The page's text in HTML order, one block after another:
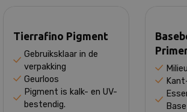
Tierrafino Pigment
Gebruiksklaar in de
verpakking
Geurloos
Pigment is kalk- en UV-
bestendig.